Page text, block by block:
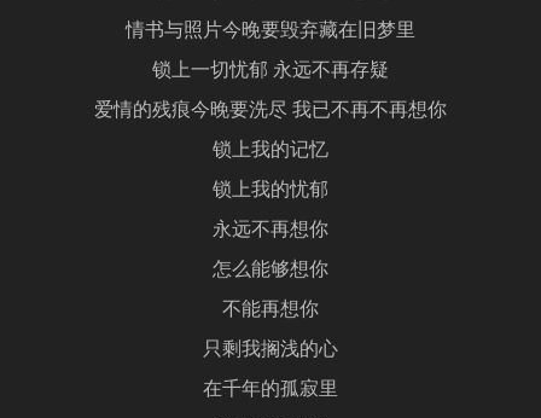
情书与照片今晚要毁弃藏在旧梦里
锁上一切忧郁 永远不再存疑
爱情的残痕今晚要洗尽 我已不再不再想你
锁上我的记忆
锁上我的忧郁
永远不再想你
怎么能够想你
不能再想你
只剩我搁浅的心
在千年的孤寂里